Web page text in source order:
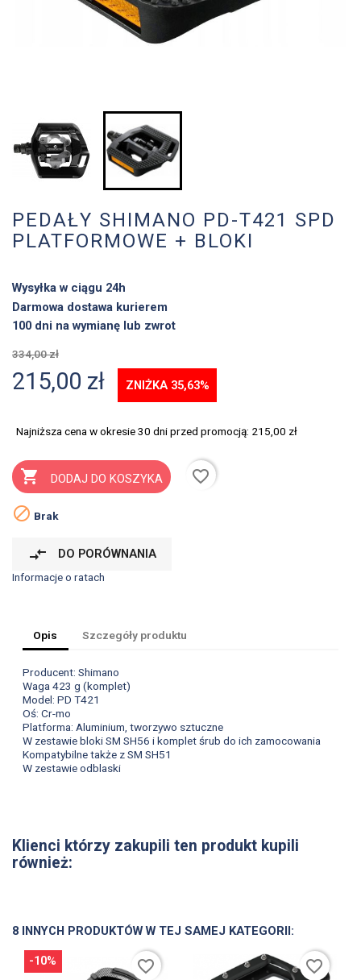
PEDAŁY SHIMANO PD-T421 SPD
PLATFORMOWE + BLOKI
Wysyłka w ciągu 24h
Darmowa dostawa kurierem
100 dni na wymianę lub zwrot
334,00 zł
215,00 zł ZNIŻKA 35,63%
Najniższa cena w okresie 30 dni przed promocją: 215,00 zł
 DODAJ DO KOSZYKA
favorite_border
 Brak
compare_arrows DO PORÓWNANIA
Informacje o ratach
Opis Szczegóły produktu
Producent: Shimano
Waga 423 g (komplet)
Model: PD T421
Oś: Cr-mo
Platforma: Aluminium, tworzywo sztuczne
W zestawie bloki SM SH56 i komplet śrub do ich zamocowania
Kompatybilne także z SM SH51
W zestawie odblaski
Klienci którzy zakupili ten produkt kupili
również:
8 INNYCH PRODUKTÓW W TEJ SAMEJ KATEGORII:
-10% favorite_border favorite_border